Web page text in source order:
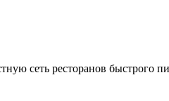
сеть ресторанов быстрого